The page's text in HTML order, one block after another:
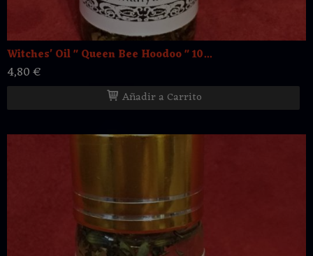
Witches' Oil " Queen Bee Hoodoo " 10...
4,80 €
Añadir a Carrito